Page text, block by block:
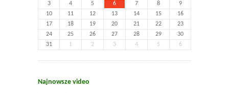
3
4 5 6 7 8
9
10
11 12 13 14 15
16
17
18 19 20 21 22
23
24
25 26 27 28 29
30
31
1 2 3 4 5 6
Najnowsze video